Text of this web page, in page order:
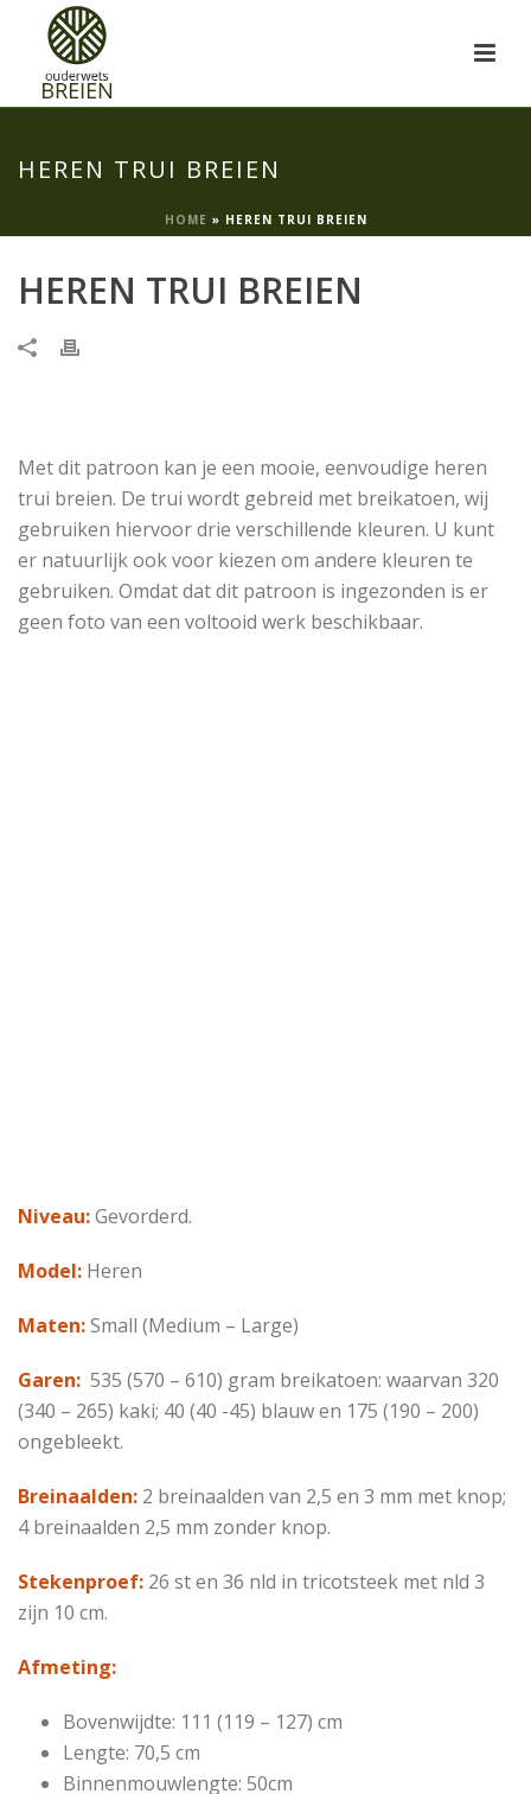
HEREN TRUI BREIEN
HOME » HEREN TRUI BREIEN
HEREN TRUI BREIEN
Met dit patroon kan je een mooie, eenvoudige heren
trui breien. De trui wordt gebreid met breikatoen, wij
gebruiken hiervoor drie verschillende kleuren. U kunt
er natuurlijk ook voor kiezen om andere kleuren te
gebruiken. Omdat dat dit patroon is ingezonden is er
geen foto van een voltooid werk beschikbaar.
Niveau:Gevorderd.
Model: Heren
Maten:Small (Medium – Large)
Garen: 535 (570 – 610) gram breikatoen: waarvan 320
(340 – 265) kaki; 40 (40 -45) blauw en 175 (190 – 200)
ongebleekt.
Breinaalden: 2 breinaalden van 2,5 en 3 mm met knop;
4 breinaalden 2,5 mm zonder knop.
Stekenproef: 26 st en 36 nld in tricotsteek met nld 3
zijn 10 cm.
Afmeting:
Bovenwijdte: 111 (119 – 127) cm
Lengte: 70,5 cm
Binnenmouwlengte: 50cm